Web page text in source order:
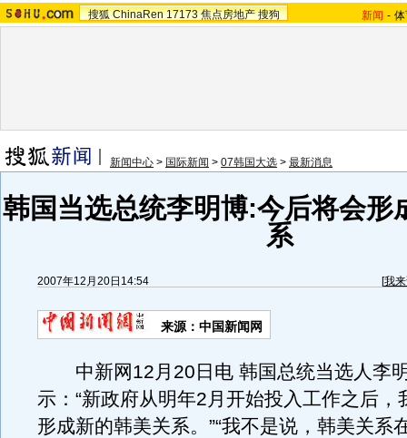
搜狐 ChinaRen 17173 焦点房地产 搜狗 新闻 -
新闻中心 > 国际新闻 > 07韩国大选 > 最新消息
韩国当选总统李明博:今后将会形
系
2007年12月20日14:54 [我
来源：中国新闻网
中新网12月20日电 韩国总统当选人李
示：“新政府从明年2月开始投入工作之后，
形成新的韩美关系。”“我不是说，韩美关系